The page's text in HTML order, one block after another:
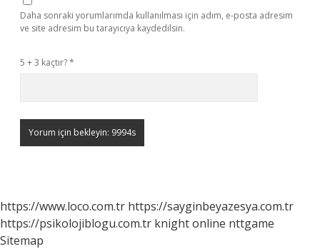
Daha sonraki yorumlarımda kullanılması için adım, e-posta adresim
ve site adresim bu tarayıcıya kaydedilsin.
5 + 3 kaçtır?*
https://www.loco.com.tr https://sayginbeyazesya.com.tr
https://psikolojiblogu.com.tr knight online nttgame
Sitemap